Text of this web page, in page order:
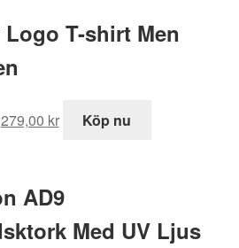
T-shirt Men
ursprungliga
399,00 kr.
279,00 kr
nuvarande
279,00 kr.
Köp nu
AD9
Med UV Ljus